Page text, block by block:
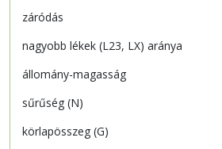
záródás
nagyobb lékek (L23, LX) aránya
állomány-magasság
sűrűség (N)
körlapösszeg (G)